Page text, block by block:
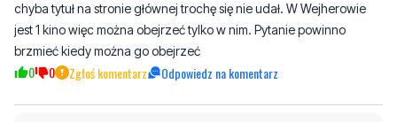
chyba tytuł na stronie głównej trochę się nie udał. W Wejherowie
jest 1 kino więc można obejrzeć tylko w nim. Pytanie powinno
brzmieć kiedy można go obejrzeć
0 0 Zgłoś komentarz Odpowiedz na komentarz